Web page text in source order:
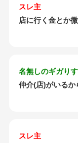
スレ主
店に行く金とか
名無しのギガり
仲介(店)がいる
スレ主